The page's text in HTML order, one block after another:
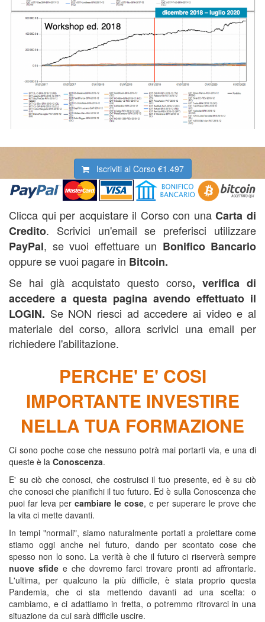
Iscriviti al Corso €1.497
Clicca qui per acquistare il Corso con unaCarta di
Credito. Scrivici un'email se preferisci utilizzare
PayPal, se vuoi effettuare un Bonifico Bancario
oppure se vuoi pagare in Bitcoin.
Se hai già acquistato questo corso, verifica di
accedere a questa pagina avendo effettuato il
LOGIN. Se NON riesci ad accedere ai video e al
materiale del corso, allora scrivici una email per
richiedere l'abilitazione.
PERCHE' E' COSI
IMPORTANTE INVESTIRE
NELLA TUA FORMAZIONE
Ci sono poche cose che nessuno potrà mai portarti via, e una di
queste è la Conoscenza.
E' su ciò che conosci, che costruisci il tuo presente, ed è su ciò
che conosci che pianifichi il tuo futuro. Ed è sulla Conoscenza che
puoi far leva per cambiare le cose, e per superare le prove che
la vita ci mette davanti.
In tempi "normali", siamo naturalmente portati a proiettare come
stiamo oggi anche nel futuro, dando per scontato cose che
spesso non lo sono. La verità è che il futuro ci riserverà sempre
nuove sfidee che dovremo farci trovare pronti ad affrontarle.
L'ultima, per qualcuno la più difficile, è stata proprio questa
Pandemia, che ci sta mettendo davanti ad una scelta: o
cambiamo, e ci adattiamo in fretta, o potremmo ritrovarci in una
situazione da cui sarà difficile uscire.